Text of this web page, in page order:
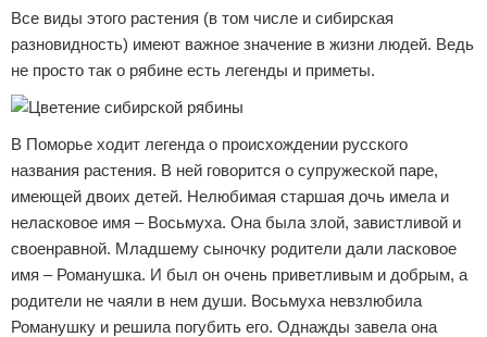
Все виды этого растения (в том числе и сибирская
разновидность) имеют важное значение в жизни людей. Ведь
не просто так о рябине есть легенды и приметы.
В Поморье ходит легенда о происхождении русского
названия растения. В ней говорится о супружеской паре,
имеющей двоих детей. Нелюбимая старшая дочь имела и
неласковое имя – Восьмуха. Она была злой, завистливой и
своенравной. Младшему сыночку родители дали ласковое
имя – Романушка. И был он очень приветливым и добрым, а
родители не чаяли в нем души. Восьмуха невзлюбила
Романушку и решила погубить его. Однажды завела она